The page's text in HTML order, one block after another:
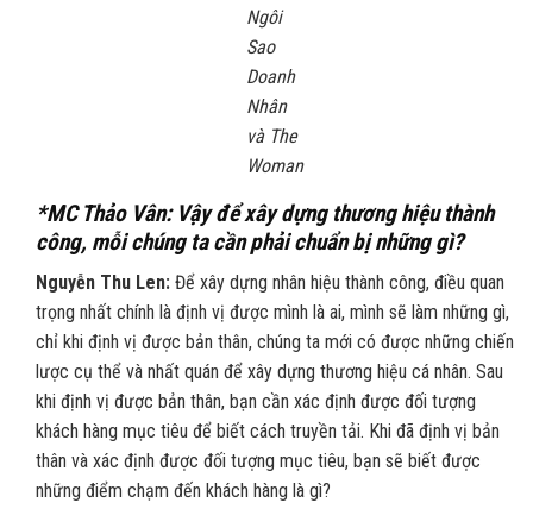
Ngôi
Sao
Doanh
Nhân
và The
Woman
*MC Thảo Vân: Vậy để xây dựng thương hiệu thành
công, mỗi chúng ta cần phải chuẩn bị những gì?
Nguyễn Thu Len: Để xây dựng nhân hiệu thành công, điều quan
trọng nhất chính là định vị được mình là ai, mình sẽ làm những gì,
chỉ khi định vị được bản thân, chúng ta mới có được những chiến
lược cụ thể và nhất quán để xây dựng thương hiệu cá nhân. Sau
khi định vị được bản thân, bạn cần xác định được đối tượng
khách hàng mục tiêu để biết cách truyền tải. Khi đã định vị bản
thân và xác định được đối tượng mục tiêu, bạn sẽ biết được
những điểm chạm đến khách hàng là gì?